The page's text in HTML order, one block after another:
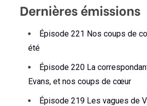
Dernières émissions
Épisode 221 Nos coups de
été
Épisode 220 La
Evans, et nos coups de cœur
Épisode 219 Les vagues de